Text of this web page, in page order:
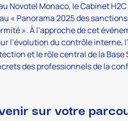
Novotel Monaco, le Cabinet
« Panorama 2025 des sanctions
». À l’approche de cet
l’évolution du contrôle interne,
et le rôle central de la Base
des professionnels de la
sur votre